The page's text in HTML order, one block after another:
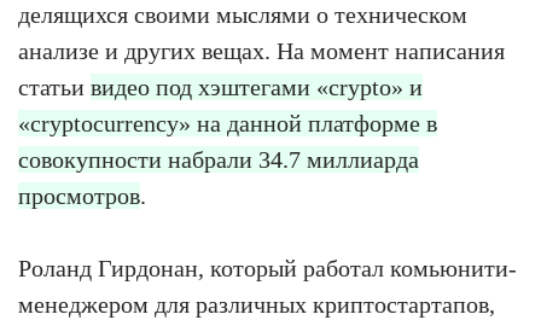
делящихся своими мыслями о техническом
анализе и других вещах. На момент написания
статьи видео под хэштегами «crypto» и
«cryptocurrency» на данной платформе в
совокупности набрали 34.7 миллиарда
просмотров.
Роланд Гирдонан, который работал комьюнити-
менеджером для различных криптостартапов,